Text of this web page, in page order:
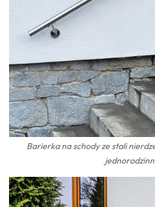
Barierka na schody ze stali